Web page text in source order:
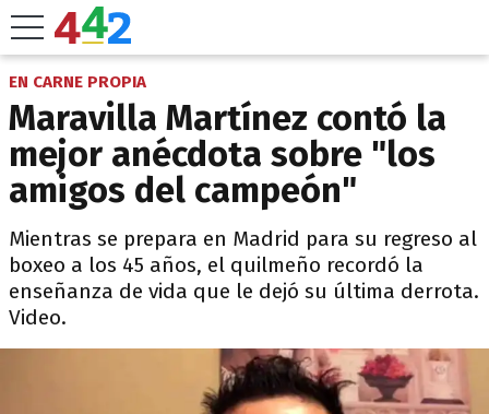
EN CARNE PROPIA
Maravilla Martínez contó la
mejor anécdota sobre "los
amigos del campeón"
Mientras se prepara en Madrid para su regreso al
boxeo a los 45 años, el quilmeño recordó la
enseñanza de vida que le dejó su última derrota.
Video.